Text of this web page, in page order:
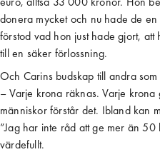
donera mycket och nu hade de
förstod vad hon just hade gjort,
till en säker förlossning.
Och Carins budskap till andra
– Varje krona räknas. Varje krona
människor förstår det. Ibland kan
”Jag har inte råd att ge mer än
värdefullt.